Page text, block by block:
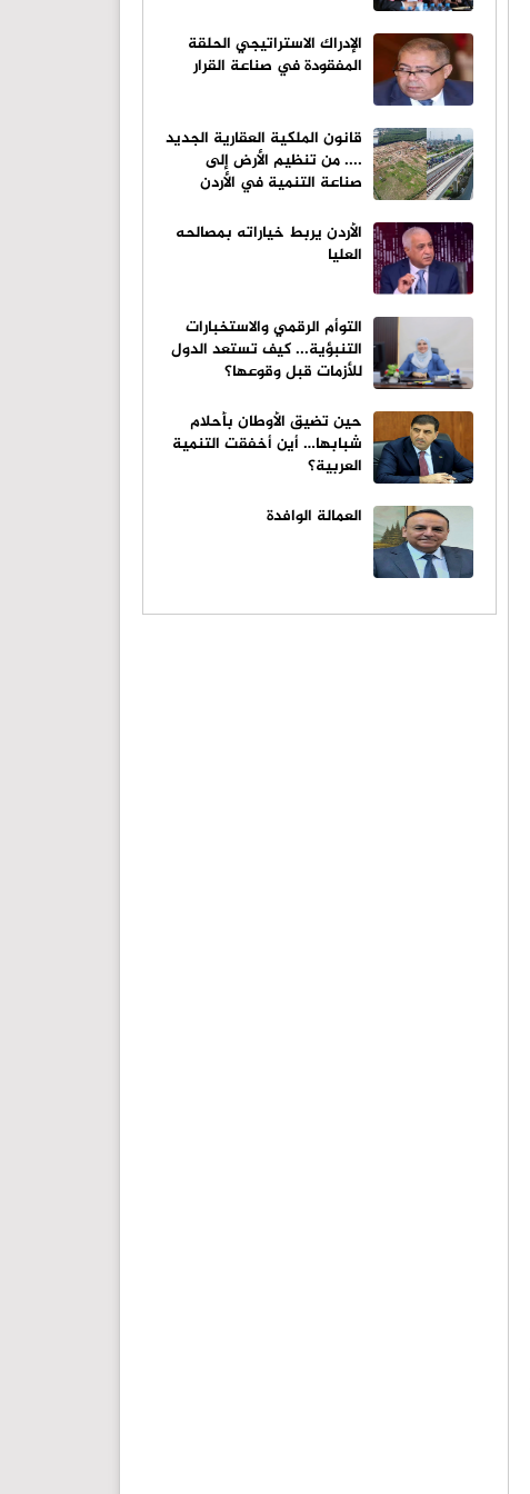
الإدراك الاستراتيجي الحلقة
المفقودة في صناعة القرار
قانون الملكية العقارية الجديد
.... من تنظيم الأرض إلى
صناعة التنمية في الأردن
الأردن يربط خياراته بمصالحه
العليا
التوأم الرقمي والاستخبارات
التنبؤية... كيف تستعد الدول
للأزمات قبل وقوعها؟
حين تضيق الأوطان بأحلام
شبابها… أين أخفقت التنمية
العربية؟
العمالة الوافدة